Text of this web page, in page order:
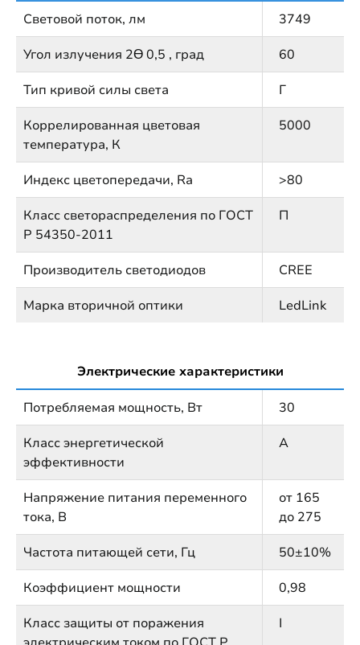
Световой поток, лм
3749
Угол излучения 2Ɵ 0,5 , град
60
Тип кривой силы света
Г
Коррелированная цветовая
температура, К
5000
Индекс цветопередачи, Ra
>80
Класс светораспределения по ГОСТ
Р 54350-2011
П
Производитель светодиодов
CREE
Марка вторичной оптики
LedLink
Электрические характеристики
Потребляемая мощность, Вт
30
Класс энергетической
эффективности
А
Напряжение питания переменного
тока, В
от 165
до 275
Частота питающей сети, Гц
50±10%
Коэффициент мощности
0,98
Класс защиты от поражения
I